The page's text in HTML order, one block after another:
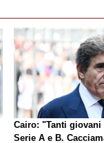
Cairo: "Tanti
Serie A e B.